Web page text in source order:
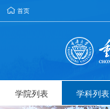
首页
学院列表 学科列表